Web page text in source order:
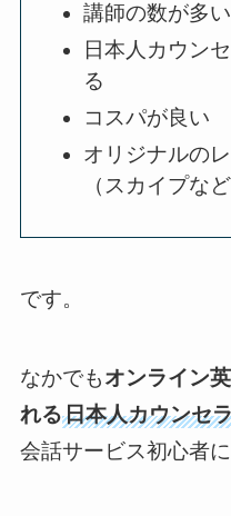
講師の数が多い
日本人カウン
る
コスパが良い
オリジナルの
（スカイプな
です。
なかでもオンライン
れる日本人カウンセ
会話サービス初心者